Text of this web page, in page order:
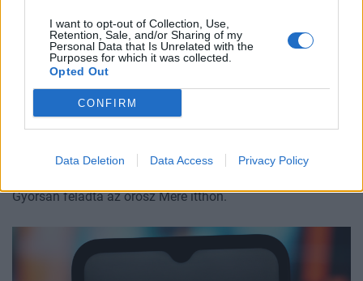
I want to opt-out of Collection, Use,
Retention, Sale, and/or Sharing of my
Personal Data that Is Unrelated with the
Purposes for which it was collected.
Opted Out
CONFIRM
Data Deletion Data Access Privacy Policy
ÜZLET
Kilenc hónapot sem bírt Magyarországon a
legolcsóbb boltlánc
Gyorsan feladta az orosz Mere itthon.